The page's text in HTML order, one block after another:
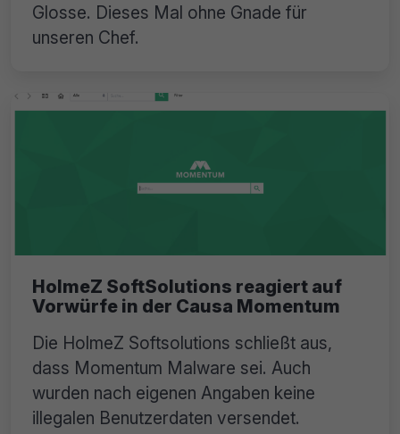
Glosse. Dieses Mal ohne Gnade für
unseren Chef.
HolmeZ SoftSolutions reagiert auf
Vorwürfe in der Causa Momentum
Die HolmeZ Softsolutions schließt aus,
dass Momentum Malware sei. Auch
wurden nach eigenen Angaben keine
illegalen Benutzerdaten versendet.